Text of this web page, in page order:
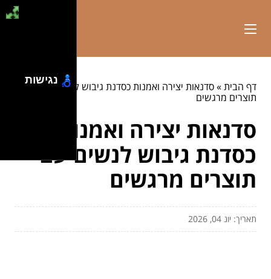
דף הבית»סדנאות יצירה ואמנות כסדנת גיבוש לנשים עם
תוצרים מרגשים
סדנאות יצירה ואמנות
כסדנת גיבוש לנשים עם
תוצרים מרגשים
תאריך: יונ 04, 2026
נגישות